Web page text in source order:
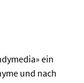
ein
und nach